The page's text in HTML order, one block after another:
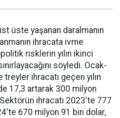
üste yaşanan daralma­nın
ihracata ivme
riskle­rin yılın ikinci
söyledi. Ocak-
ihracatı geçen yılın
17,3 artarak 300 milyon
ihracatı 2023'te 777
670 milyon 91 bin dolar,